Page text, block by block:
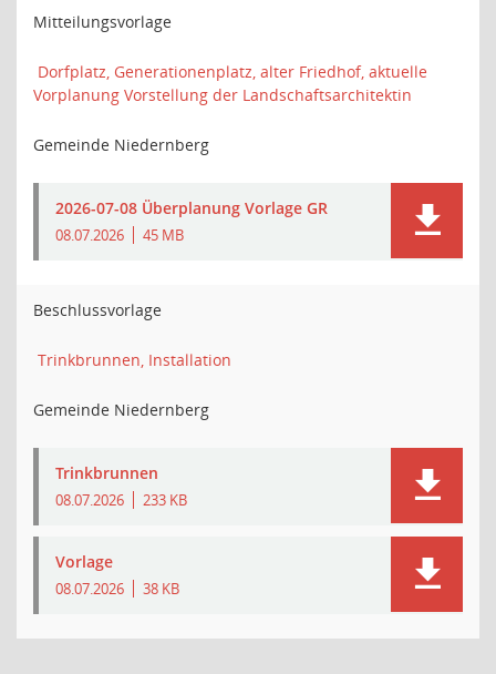
Mitteilungsvorlage
Dorfplatz, Generationenplatz, alter Friedhof, aktuelle
Vorplanung Vorstellung der Landschaftsarchitektin
Gemeinde Niedernberg
2026-07-08 Überplanung Vorlage GR
08.07.2026 45 MB
Beschlussvorlage
Trinkbrunnen, Installation
Gemeinde Niedernberg
Trinkbrunnen
08.07.2026 233 KB
Vorlage
08.07.2026 38 KB